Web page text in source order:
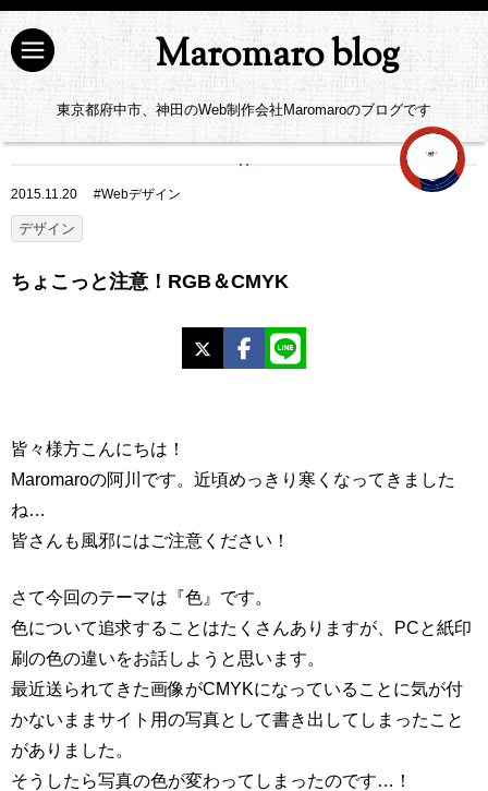
Maromaro blog
東京都府中市、神田のWeb制作会社Maromaroのブログです
2015.11.20 #Webデザイン
デザイン
ちょこっと注意！RGB＆CMYK
Facebook
皆々様方こんにちは！
Maromaroの阿川です。近頃めっきり寒くなってきました
ね…
皆さんも風邪にはご注意ください！
さて今回のテーマは『色』です。
色について追求することはたくさんありますが、PCと紙印
刷の色の違いをお話しようと思います。
最近送られてきた画像がCMYKになっていることに気が付
かないままサイト用の写真として書き出してしまったこと
がありました。
そうしたら写真の色が変わってしまったのです…！